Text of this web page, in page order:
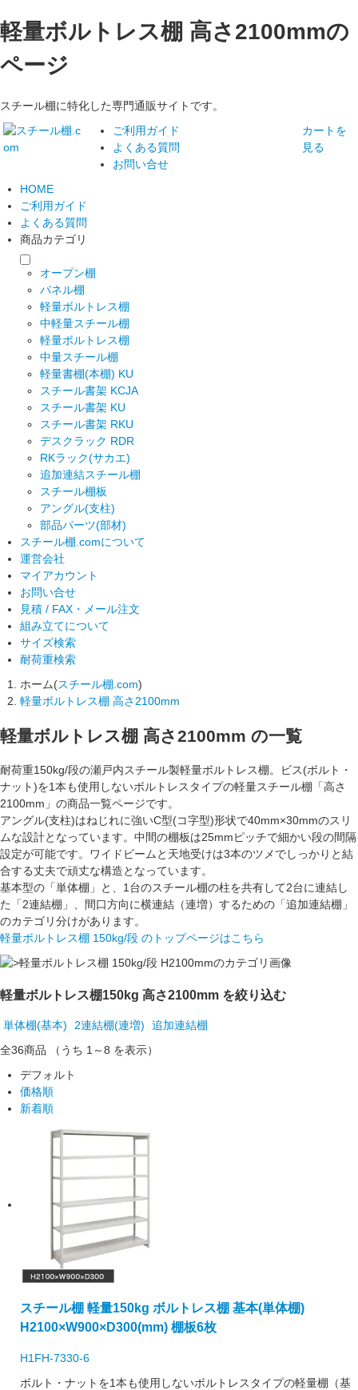
軽量ボルトレス棚 高さ2100mmの
ページ
スチール棚に特化した専門通販サイトです。
ご利用ガイド
よくある質問
お問い合せ
カートを
見る
HOME
ご利用ガイド
よくある質問
商品カテゴリ
オープン棚
パネル棚
軽量ボルトレス棚
中軽量スチール棚
軽量ボルトレス棚
中量スチール棚
軽量書棚(本棚) KU
スチール書架 KCJA
スチール書架 KU
スチール書架 RKU
デスクラック RDR
RKラック(サカエ)
追加連結スチール棚
スチール棚板
アングル(支柱)
部品パーツ(部材)
スチール棚.comについて
運営会社
マイアカウント
お問い合せ
見積 / FAX・メール注文
組み立てについて
サイズ検索
耐荷重検索
ホーム(スチール棚.com)
軽量ボルトレス棚 高さ2100mm
軽量ボルトレス棚 高さ2100mm の一覧
耐荷重150kg/段の瀬戸内スチール製軽量ボルトレス棚。ビス(ボルト・
ナット)を1本も使用しないボルトレスタイプの軽量スチール棚「高さ
2100mm 」の商品一覧ページです。
アングル(支柱)はねじれに強いC型(コ字型)形状で40mm×30mmのスリ
ムな設計となっています。中間の棚板は25mmピッチで細かい段の間隔
設定が可能です。ワイドビームと天地受けは3本のツメでしっかりと結
合する丈夫で頑丈な構造となっています。
基本型の「単体棚 」と、1台のスチール棚の柱を共有して2台に連結し
た「2連結棚 」、間口方向に横連結（連増）するための「追加連結棚 」
のカテゴリ分けがあります。
軽量ボルトレス棚 150kg/段 のトップページはこちら
軽量ボルトレス棚150kg 高さ2100mm を絞り込む
単体棚(基本) 2連結棚(連増)
追加連結棚
全36商品 （うち 1～8 を表示）
デフォルト
価格順
新着順
スチール棚 軽量150kg ボルトレス棚 基本(単体棚)
H2100×W900×D300(mm) 棚板6枚
H1FH-7330-6
ボルト・ナットを1本も使用しないボルトレスタイプの軽量棚（基